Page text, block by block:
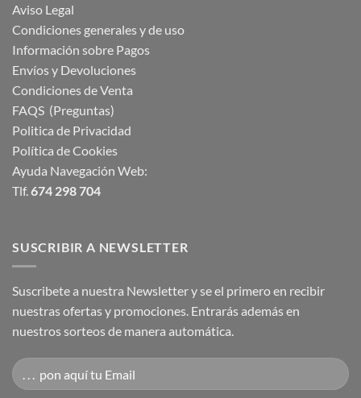
Aviso Legal
Condiciones generales y de uso
Información sobre Pagos
Envíos y Devoluciones
Condiciones de Venta
FAQS (Preguntas)
Politica de Privacidad
Política de Cookies
Ayuda Navegación Web:
Tlf.674 298 704
SUSCRIBIR A NEWSLETTER
Suscribete a nuestra Newsletter y se el primero en recibir
nuestras ofertas y promociones. Entrarás además en
nuestros sorteos de manera automática.